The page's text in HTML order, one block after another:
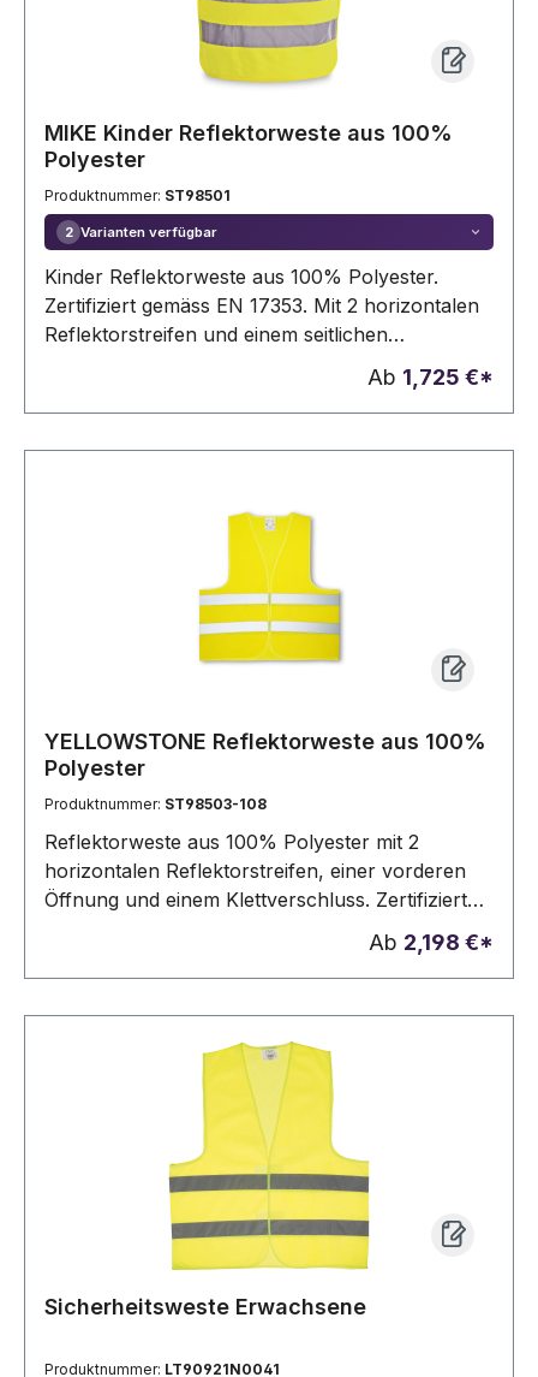
der Unterseite. Produkt gemäß EU-Verordnung
2016/425, zertifiziert nach EN20471 und Klasse
Nº 3. Größe: M, L, XL, 2XL, 3XL
MIKE Kinder Reflektorweste aus 100%
Polyester
Produktnummer: ST98501
2 Varianten verfügbar
Kinder Reflektorweste aus 100% Polyester.
Zertifiziert gemäss EN 17353. Mit 2 horizontalen
Reflektorstreifen und einem seitlichen
Klettverschluss. Einheitsgröße: 370 x 470 mm
Ab 1,725 €*
YELLOWSTONE Reflektorweste aus 100%
Polyester
Produktnummer: ST98503-108
Reflektorweste aus 100% Polyester mit 2
horizontalen Reflektorstreifen, einer vorderen
Öffnung und einem Klettverschluss. Zertifiziert
gemäss EN ISO 20471 Klasse 2. Einheitsgröße:
Ab 2,198 €*
Sicherheitsweste Erwachsene
Produktnummer: LT90921N0041